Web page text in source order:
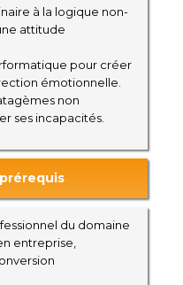
à la logique non-
attitude
pour créer
émotionnelle.
non
ses incapacités.
du domaine
entreprise,